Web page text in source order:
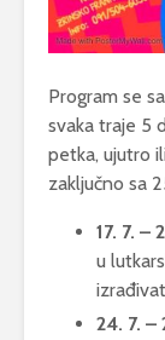
Program se
svaka traje 5
petka, ujutro
zaključno sa
17. 7. –
u
24. 7. –